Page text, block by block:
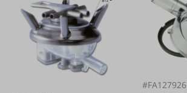
#FA127926